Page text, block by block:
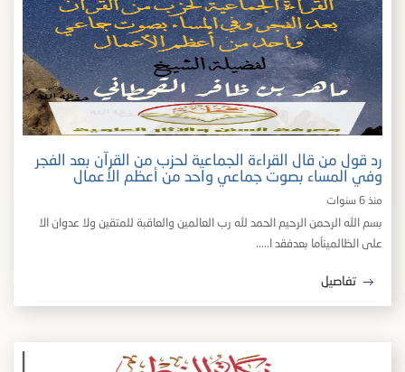
رد قول من قال القراءة الجماعية لحزب من القرآن بعد الفجر
وفي المساء بصوت جماعي واحد من أعظم الأعمال
منذ 6 سنوات
بسم الله الرحمن الرحيم الحمد لله رب العالمين والعاقبة للمتقين ولا عدوان الا
على الظالمينأما بعدفقد ا.....
تفاصيل